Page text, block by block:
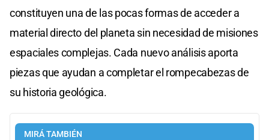
constituyen una de las pocas formas de acceder a
material directo del planeta sin necesidad de misiones
espaciales complejas. Cada nuevo análisis aporta
piezas que ayudan a completar el rompecabezas de
su historia geológica.
MIRÁ TAMBIÉN